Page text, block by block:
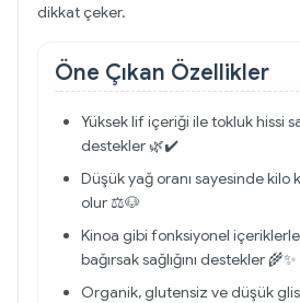
dikkat çeker.
Öne Çıkan Özellikler
Yüksek lif içeriği ile tokluk hissi
destekler 🌿✔️
Düşük yağ oranı sayesinde kilo
olur ⚖️🐶
Kinoa gibi fonksiyonel
bağırsak sağlığını destekler 🌾✨
Organik, glutensiz ve düşük